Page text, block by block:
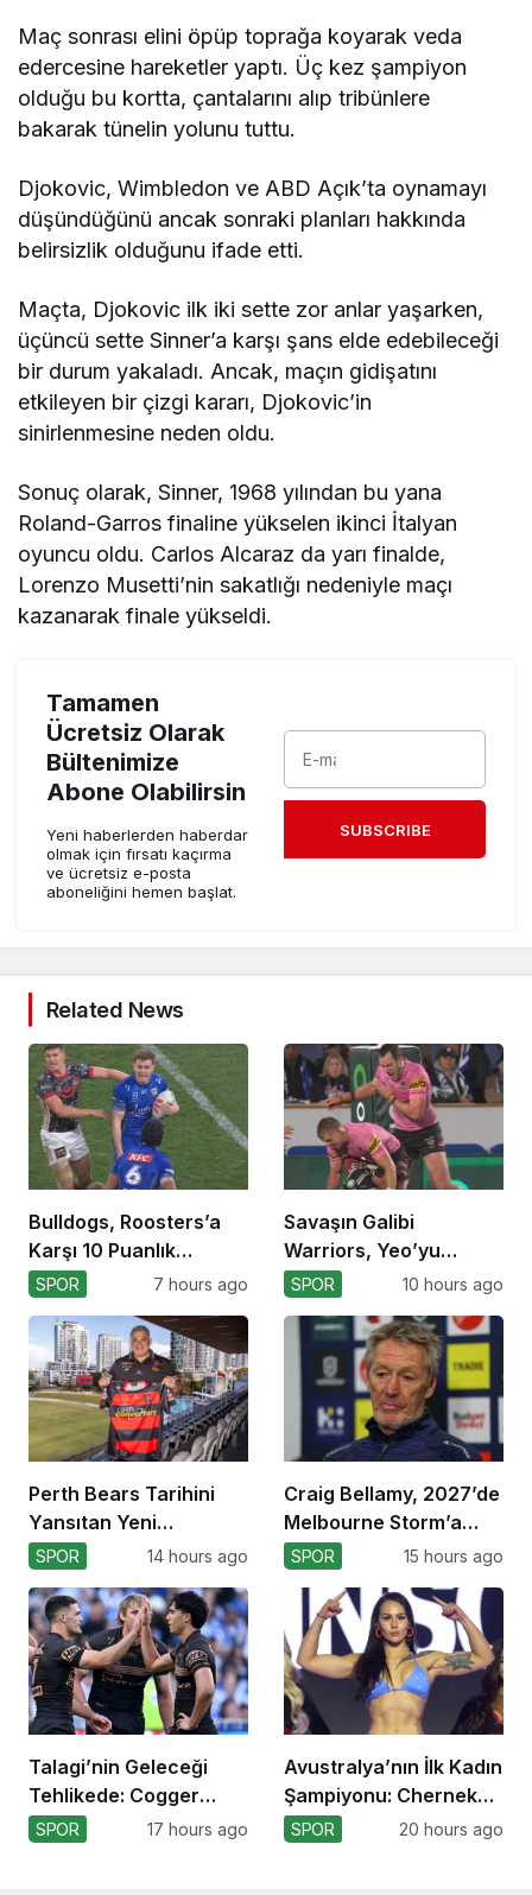
Maç sonrası elini öpüp toprağa koyarak veda
edercesine hareketler yaptı. Üç kez şampiyon
olduğu bu kortta, çantalarını alıp tribünlere
bakarak tünelin yolunu tuttu.
Djokovic, Wimbledon ve ABD Açık’ta oynamayı
düşündüğünü ancak sonraki planları hakkında
belirsizlik olduğunu ifade etti.
Maçta, Djokovic ilk iki sette zor anlar yaşarken,
üçüncü sette Sinner’a karşı şans elde edebileceği
bir durum yakaladı. Ancak, maçın gidişatını
etkileyen bir çizgi kararı, Djokovic’in
sinirlenmesine neden oldu.
Sonuç olarak, Sinner, 1968 yılından bu yana
Roland-Garros finaline yükselen ikinci İtalyan
oyuncu oldu. Carlos Alcaraz da yarı finalde,
Lorenzo Musetti’nin sakatlığı nedeniyle maçı
kazanarak finale yükseldi.
Tamamen
Ücretsiz Olarak
Bültenimize
Abone Olabilirsin
Yeni haberlerden haberdar
olmak için fırsatı kaçırma
ve ücretsiz e-posta
aboneliğini hemen başlat.
SUBSCRIBE
Related News
Bulldogs, Roosters’a
Karşı 10 Puanlık
Avantajı Yitirdi
SPOR 7 hours ago
Savaşın Galibi
Warriors, Yeo’yu
Kaybetti!
SPOR 10 hours ago
Perth Bears Tarihini
Yansıtan Yeni
Formasını Tanıttı
SPOR 14 hours ago
Craig Bellamy, 2027’de
Melbourne Storm’a
Dönüyor!
SPOR 15 hours ago
Talagi’nin Geleceği
Tehlikede: Cogger
Tercihi!
SPOR 17 hours ago
Avustralya’nın İlk Kadın
Şampiyonu: Cherneka
Johnson
SPOR 20 hours ago